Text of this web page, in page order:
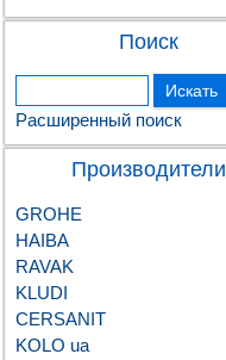
Поиск
Расширенный поиск
Производители
GROHE
HAIBA
RAVAK
KLUDI
CERSANIT
KOLO ua